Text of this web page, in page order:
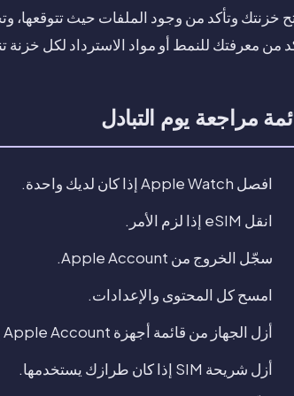
من معرفتك للنمط أو مواد الاسترداد لكل خزنة
مراجعة يوم التبادل
افصل Apple Watch إذا كان لديك واحدة.
انقل eSIM إذا لزم الأمر.
سجّل الخروج من Apple Account.
امسح كل المحتوى والإعدادات.
أزل الجهاز من قائمة أجهزة Apple Account إذا ظل يظهر فيها.
أزل شريحة SIM إذا كان طرازك يستخدمها.